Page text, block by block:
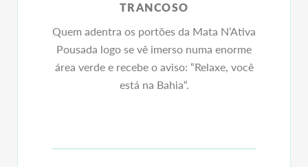
TRANCOSO
Quem adentra os portões da Mata N’Ativa
Pousada logo se vê imerso numa enorme
área verde e recebe o aviso: “Relaxe, você
está na Bahia“.